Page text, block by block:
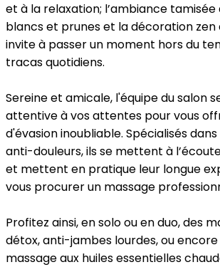
et à la relaxation; l’ambiance
blancs et prunes et la décoration zen
invite à passer un moment hors du
tracas quotidiens.
Sereine et amicale, l'équipe du salon
attentive à vos attentes pour vous
d'évasion inoubliable. Spécialisés
anti-douleurs, ils se mettent à
et mettent en pratique leur longue
vous procurer un massage
Profitez ainsi, en solo ou en duo, des
détox, anti-jambes lourdes, ou encore
massage aux huiles essentielles